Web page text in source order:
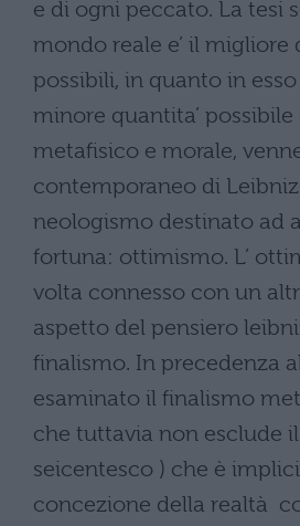
e di ogni peccato. La tesi
mondo reale e’ il migliore
possibili, in quanto in
minore quantita’
metafisico e morale,
contemporaneo di
neologismo destinato ad
fortuna: ottimismo. L’
volta connesso con un
aspetto del pensiero
finalismo. In precedenza
esaminato il finalismo
che tuttavia non esclude
seicentesco ) che è
concezione della realtà